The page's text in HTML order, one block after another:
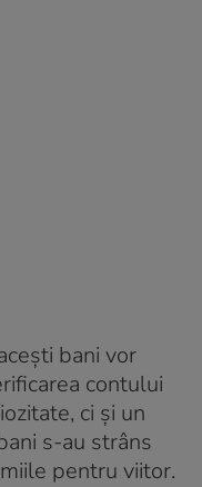
bani vor
contului
ci și un
s-au strâns
pentru viitor.